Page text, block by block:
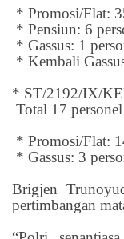
* Promosi/Flat:
* Pensiun: 6
* Gassus: 1
* Kembali
* ST/2192/IX/
Total 17 personel
* Promosi/Flat:
* Gassus: 3
Brigjen
pertimbangan